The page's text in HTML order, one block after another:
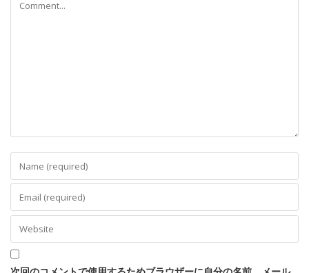
次回のコメントで使用するためブラウザーに自分の名前、メール